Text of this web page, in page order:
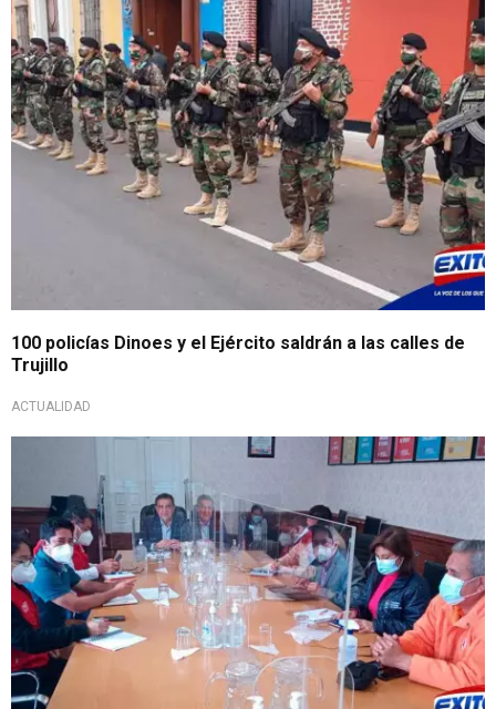
100 policías Dinoes y el Ejército saldrán a las calles de
Trujillo
ACTUALIDAD